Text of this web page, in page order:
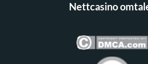
Nettcasino